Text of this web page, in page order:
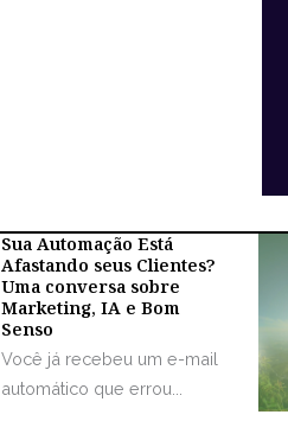
Sua Automação Está
Afastando seus Clientes?
Uma conversa sobre
Marketing, IA e Bom
Senso
Você já recebeu um e-mail
automático que errou...